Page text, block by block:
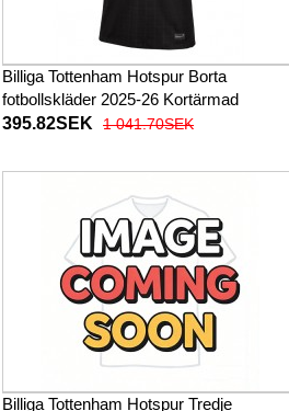
Billiga Tottenham Hotspur Borta
fotbollskläder 2025-26 Kortärmad
395.82SEK
1 041.70SEK
Billiga Tottenham Hotspur Tredje